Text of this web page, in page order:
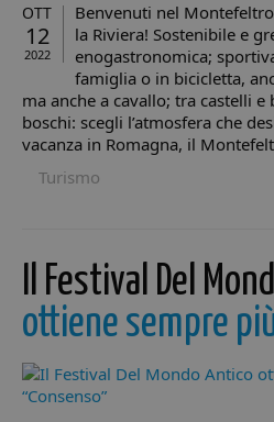
OTT
12
2022
Benvenuti nel
la Riviera! Sostenibile e
enogastronomica;
famiglia o in bicicletta,
ma anche a cavallo; tra castelli
boschi: scegli l’atmosfera che
vacanza in Romagna, il
Turismo
Il Festival Del
ottiene sempre più